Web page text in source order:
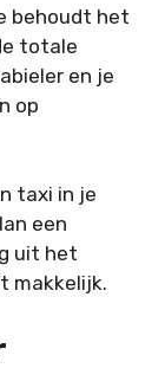
behoudt het
totale
en je
op
taxi in je
een
uit het
makkelijk.